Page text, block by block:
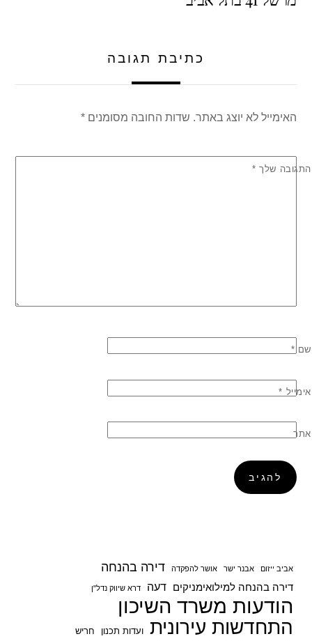
כתיבת תגובה
האימייל לא יוצג באתר. שדות החובה מסומנים*
התגובה שלך *
שם *
אימייל *
אתר
אביב ייזום אבנר ישר אושר להפקדה דירה בהנחה
דירה בהנחה למילואימניקים דעה דרא שיווק נדל"ן
הודעות משרד השיכון
התחדשות עירונית ועדות תכנון חריש